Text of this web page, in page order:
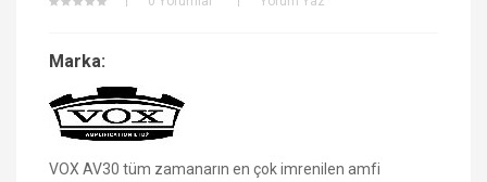
Marka:
VOX AV30 tüm zamanarın en çok imrenilen amfi